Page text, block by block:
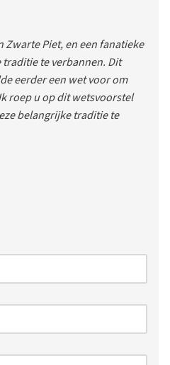
Zwarte Piet, en een fanatieke
te verbannen. Dit
eerder een wet voor om
roep u op dit wetsvoorstel
belangrijke traditie te